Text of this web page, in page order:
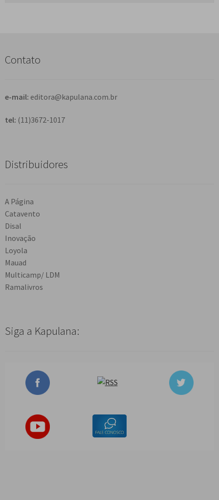
a
Contato
e-mail: editora@kapulana.com.br
tel: (11)3672-1017
Distribuidores
A Página
Catavento
Disal
Inovação
Loyola
Mauad
Multicamp/ LDM
Ramalivros
Siga a Kapulana: